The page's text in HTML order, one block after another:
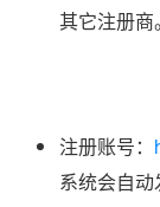
其它注册商。
注册账号：
系统会自动